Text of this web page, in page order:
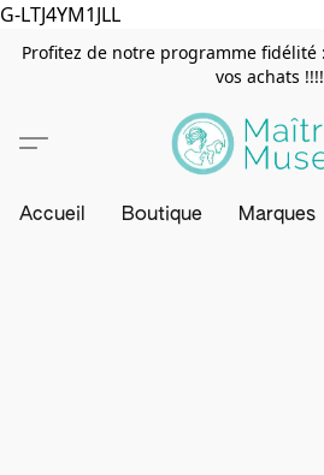
G-LTJ4YM1JLL
Profitez de notre programme fidélité
vos achats !!!!
Accueil Boutique Marques